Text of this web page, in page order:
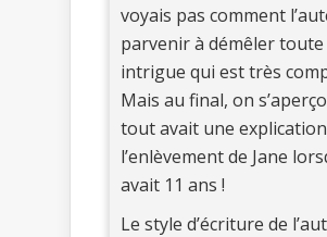
voyais pas comment
parvenir à démêler toute
intrigue qui est très
Mais au final, on
tout avait une
l’enlèvement de Jane
avait 11 ans !
Le style d’écriture de